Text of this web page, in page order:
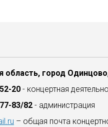
область, город
20 - концертная
83/82 - администрация
– общая почта